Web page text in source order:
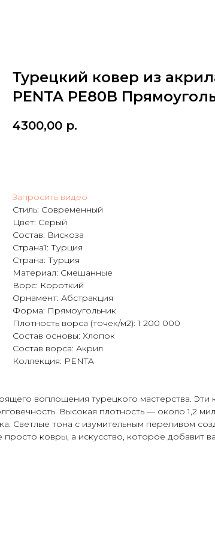
Турецкий ковер из
PENTA PE80B
4300,00 р.
Запросить видео
Стиль: Современный
Цвет: Серый
Состав: Вискоза
Страна1: Турция
Страна: Турция
Материал: Смешанные
Ворс: Короткий
Орнамент: Абстракция
Форма: Прямоугольник
Плотность ворса (точек/м2): 1 200 000
Состав основы: Хлопок
Состав ворса: Акрил
Коллекция: PENTA
воплощения турецкого мастерства.
Высокая плотность — около 1,2
Светлые тона с изумительным переливом
ковры, а искусство, которое добавит